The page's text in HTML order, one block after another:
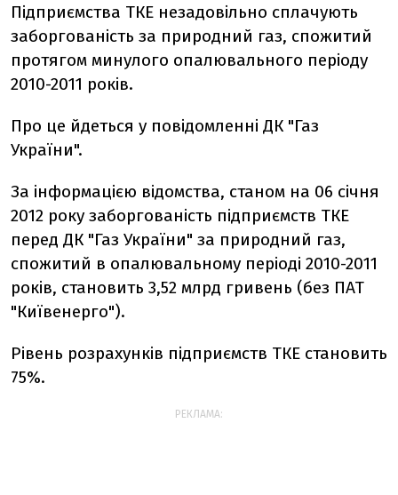
Підприємства ТКЕ незадовільно сплачують
заборгованість за природний газ, спожитий
протягом минулого опалювального періоду
2010-2011 років.
Про це йдеться у повідомленні ДК "Газ
України".
За інформацією відомства, станом на 06 січня
2012 року заборгованість підприємств ТКЕ
перед ДК "Газ України" за природний газ,
спожитий в опалювальному періоді 2010-2011
років, становить 3,52 млрд гривень (без ПАТ
"Київенерго").
Рівень розрахунків підприємств ТКЕ становить
75%.
РЕКЛАМА: